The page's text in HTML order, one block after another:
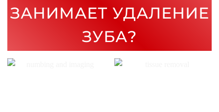
ЗАНИМАЕТ УДАЛЕНИЕ
ЗУБА?